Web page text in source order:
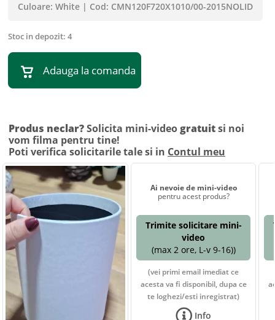
Culoare: White | Cod: CMN120F720X1010/00-2015NOLID
Stoc in depozit: 4
Adauga la comanda
Produs neclar?Solicita mini-video gratuitsi noi
vom filma pentru tine!
Poti verifica solicitarile tale si in Contul meu
Ai nevoie de mini-video
pentru acest produs?
Trimite solicitare mini-
video
(max 2 ore, L-v 9-16))
(vei primi email imediat ce
acesta va fi disponibil, dupa ce
te loghezi/esti inregistrat)
Info